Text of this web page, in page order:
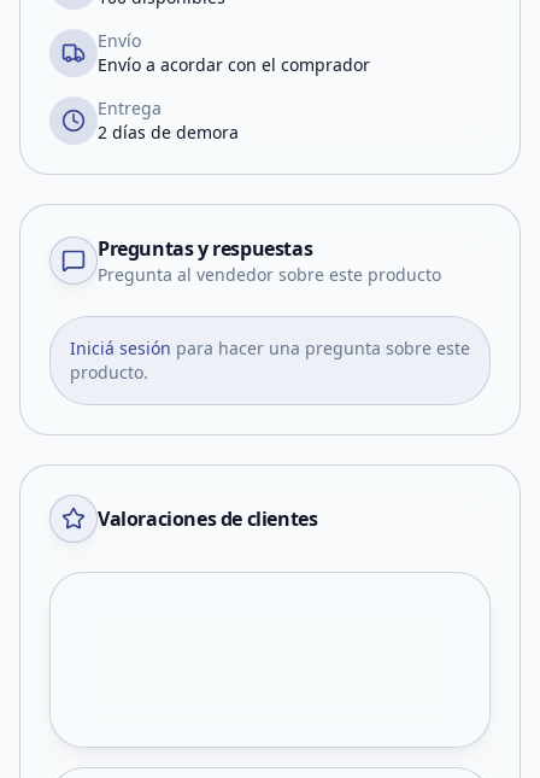
Envío
Envío a acordar con el comprador
Entrega
2 días de demora
Preguntas y respuestas
Pregunta al vendedor sobre este producto
Iniciá sesión para hacer una pregunta sobre este
producto.
Valoraciones de clientes